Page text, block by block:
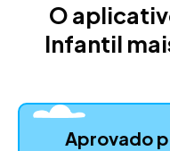
O
Infantil
Aprovado